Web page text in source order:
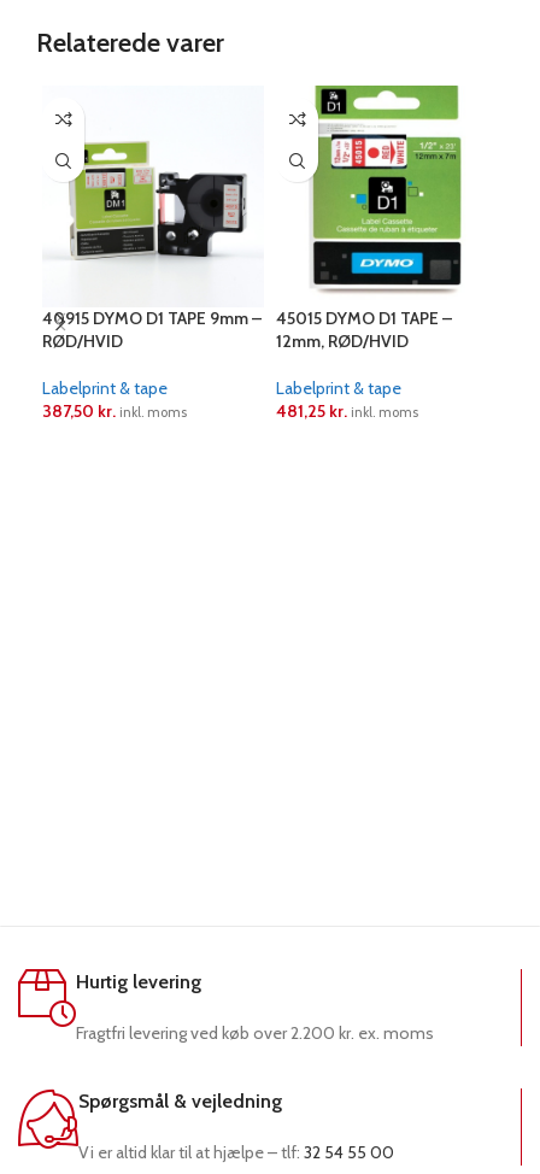
Relaterede varer
40915 DYMO D1 TAPE 9mm –
RØD/HVID
Labelprint & tape
387,50 kr. inkl. moms
45015 DYMO D1 TAPE –
12mm, RØD/HVID
Labelprint & tape
481,25 kr. inkl. moms
Hurtig levering
Fragtfri levering ved køb over 2.200 kr. ex. moms
Spørgsmål & vejledning
Vi er altid klar til at hjælpe – tlf: 32 54 55 00